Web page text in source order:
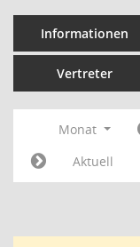
Informationen
Vertreter
Monat
Aktuell